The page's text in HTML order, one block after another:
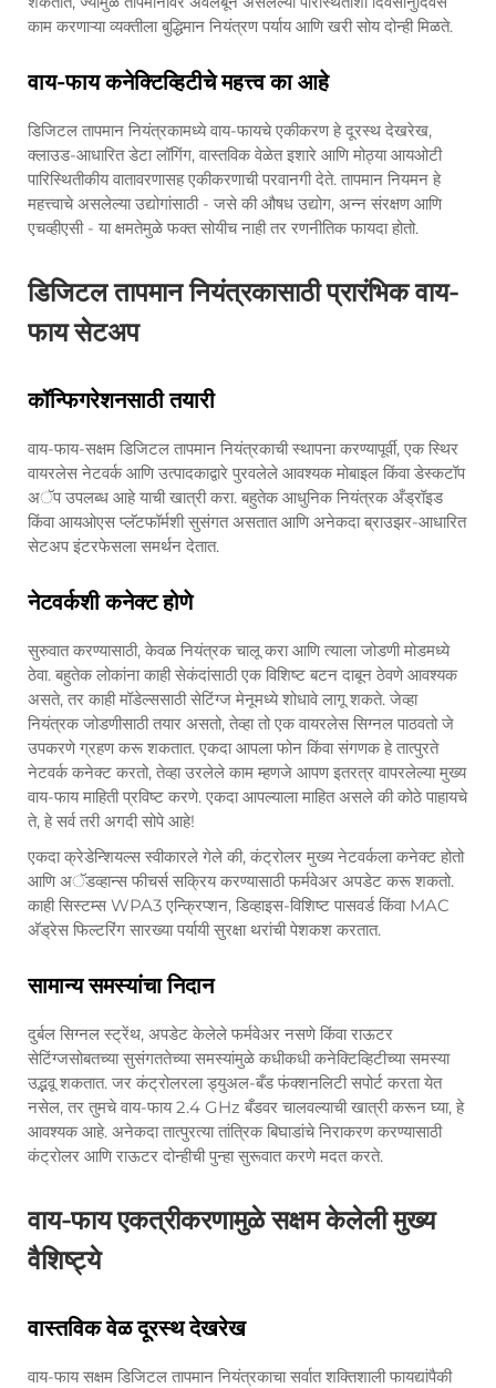
काम करणाऱ्या व्यक्तीला बुद्धिमान नियंत्रण पर्याय आणि खरी सोय दोन्ही मिळते.
वाय-फाय कनेक्टिव्हिटीचे महत्त्व का आहे
डिजिटल तापमान नियंत्रकामध्ये वाय-फायचे एकीकरण हे दूरस्थ देखरेख,
क्लाउड-आधारित डेटा लॉगिंग, वास्तविक वेळेत इशारे आणि मोठ्या आयओटी
पारिस्थितीकीय वातावरणासह एकीकरणाची परवानगी देते. तापमान नियमन हे
महत्त्वाचे असलेल्या उद्योगांसाठी - जसे की औषध उद्योग, अन्न संरक्षण आणि
एचव्हीएसी - या क्षमतेमुळे फक्त सोयीच नाही तर रणनीतिक फायदा होतो.
डिजिटल तापमान नियंत्रकासाठी प्रारंभिक वाय-
फाय सेटअप
कॉन्फिगरेशनसाठी तयारी
वाय-फाय-सक्षम डिजिटल तापमान नियंत्रकाची स्थापना करण्यापूर्वी, एक स्थिर
वायरलेस नेटवर्क आणि उत्पादकाद्वारे पुरवलेले आवश्यक मोबाइल किंवा डेस्कटॉप
अॅप उपलब्ध आहे याची खात्री करा. बहुतेक आधुनिक नियंत्रक अँड्रॉइड
किंवा आयओएस प्लॅटफॉर्मशी सुसंगत असतात आणि अनेकदा ब्राउझर-आधारित
सेटअप इंटरफेसला समर्थन देतात.
नेटवर्कशी कनेक्ट होणे
सुरुवात करण्यासाठी, केवळ नियंत्रक चालू करा आणि त्याला जोडणी मोडमध्ये
ठेवा. बहुतेक लोकांना काही सेकंदांसाठी एक विशिष्ट बटन दाबून ठेवणे आवश्यक
असते, तर काही मॉडेल्ससाठी सेटिंग्ज मेनूमध्ये शोधावे लागू शकते. जेव्हा
नियंत्रक जोडणीसाठी तयार असतो, तेव्हा तो एक वायरलेस सिग्नल पाठवतो जे
उपकरणे ग्रहण करू शकतात. एकदा आपला फोन किंवा संगणक हे तात्पुरते
नेटवर्क कनेक्ट करतो, तेव्हा उरलेले काम म्हणजे आपण इतरत्र वापरलेल्या मुख्य
वाय-फाय माहिती प्रविष्ट करणे. एकदा आपल्याला माहित असले की कोठे पाहायचे
ते, हे सर्व तरी अगदी सोपे आहे!
एकदा क्रेडेन्शियल्स स्वीकारले गेले की, कंट्रोलर मुख्य नेटवर्कला कनेक्ट होतो
आणि अॅडव्हान्स फीचर्स सक्रिय करण्यासाठी फर्मवेअर अपडेट करू शकतो.
काही सिस्टम्स WPA3 एन्क्रिप्शन, डिव्हाइस-विशिष्ट पासवर्ड किंवा MAC
अ‍ॅड्रेस फिल्टरिंग सारख्या पर्यायी सुरक्षा थरांची पेशकश करतात.
सामान्य समस्यांचा निदान
दुर्बल सिग्नल स्ट्रेंथ, अपडेट केलेले फर्मवेअर नसणे किंवा राऊटर
सेटिंग्जसोबतच्या सुसंगततेच्या समस्यांमुळे कधीकधी कनेक्टिव्हिटीच्या समस्या
उद्भवू शकतात. जर कंट्रोलरला ड्युअल-बँड फंक्शनलिटी सपोर्ट करता येत
नसेल, तर तुमचे वाय-फाय 2.4 GHz बँडवर चालवल्याची खात्री करून घ्या, हे
आवश्यक आहे. अनेकदा तात्पुरत्या तांत्रिक बिघाडांचे निराकरण करण्यासाठी
कंट्रोलर आणि राऊटर दोन्हीची पुन्हा सुरूवात करणे मदत करते.
वाय-फाय एकत्रीकरणामुळे सक्षम केलेली मुख्य
वैशिष्ट्ये
वास्तविक वेळ दूरस्थ देखरेख
वाय-फाय सक्षम डिजिटल तापमान नियंत्रकाचा सर्वात शक्तिशाली फायद्यांपैकी